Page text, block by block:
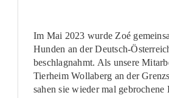
Im Mai 2023 wurde Zoé
Hunden an der Deutsch-
beschlagnahmt. Als unsere
Tierheim Wollaberg an der
sahen sie wieder mal gebrochene